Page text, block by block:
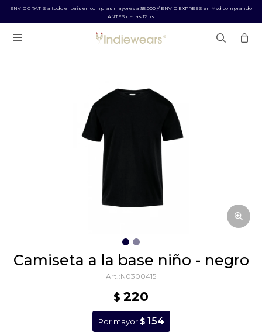
ENVÍO GRATIS a todo el país en compras mayores a $5.000 // ENVÍO EXPRESS en Mvd comprando
ANTES de las 12 hs

camiseta a la base niño - negro
N0300415
$ 220
Por mayor $ 154